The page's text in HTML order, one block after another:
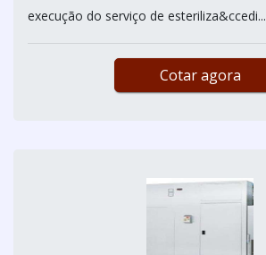
execução do serviço de esteriliza&ccedi...
Cotar agora